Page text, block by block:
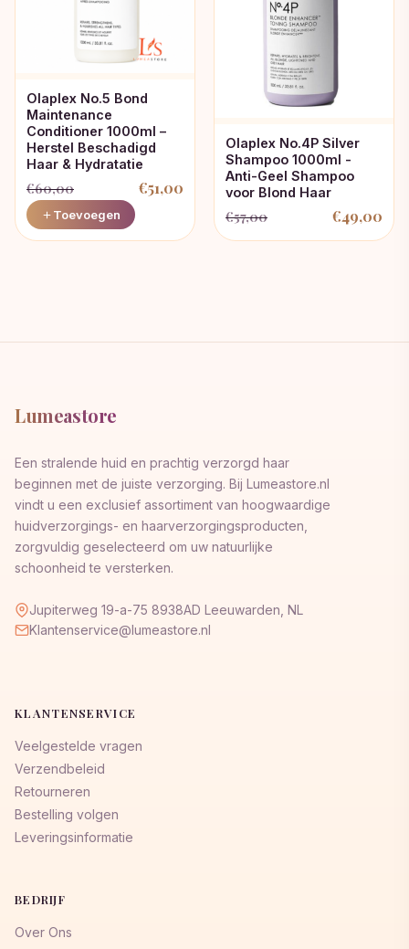
Olaplex No.5 Bond
Maintenance
Conditioner 1000ml –
Herstel Beschadigd
Haar & Hydratatie
€60,00
Oorspronkelijke
prijs
€51,00
Huidige
prijs
Toevoegen
Olaplex No.4P Silver
Shampoo 1000ml -
Anti-Geel Shampoo
voor Blond Haar
€57,00
Oorspronkelijke
€49,00
Huidige
Lumeastore
Een stralende huid en prachtig verzorgd haar
beginnen met de juiste verzorging. Bij Lumeastore.nl
vindt u een exclusief assortiment van hoogwaardige
huidverzorgings- en haarverzorgingsproducten,
zorgvuldig geselecteerd om uw natuurlijke
schoonheid te versterken.
Jupiterweg 19-a-75 8938AD Leeuwarden, NL
Klantenservice@lumeastore.nl
KLANTENSERVICE
Veelgestelde vragen
Verzendbeleid
Retourneren
Bestelling volgen
Leveringsinformatie
BEDRIJF
Over Ons